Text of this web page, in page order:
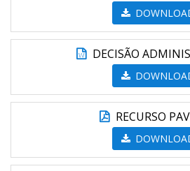
DECISÃO
RECURSO